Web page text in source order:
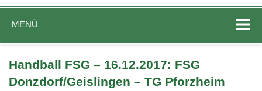
MENÜ
Handball FSG – 16.12.2017: FSG
Donzdorf/Geislingen – TG Pforzheim